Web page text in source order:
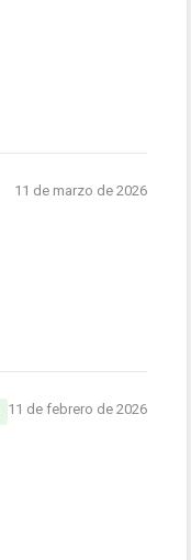
11 de marzo de 2026
11 de febrero de 2026